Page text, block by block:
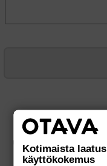
Kotimaista
käyttökokemus